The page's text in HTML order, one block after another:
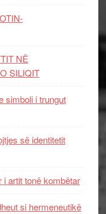
NË
SILIQIT
simboli i trungut
së identitetit
i artit tonë kombëtar
si hermeneutikë